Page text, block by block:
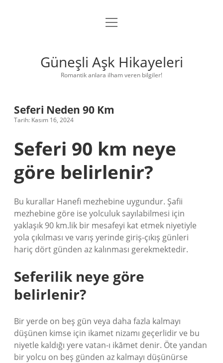
Anasayfa
Yasal Uyarı
menüyü
Güneşli Aşk Hikayeleri
Romantik anlara ilham veren bilgiler!
Seferi Neden 90 Km
Tarih: Kasım 16, 2024
Seferi 90 km neye
göre belirlenir?
Bu kurallar Hanefi mezhebine uygundur. Şafii
mezhebine göre ise yolculuk sayılabilmesi için
yaklaşık 90 km.lik bir mesafeyi kat etmek niyetiyle
yola çıkılması ve varış yerinde giriş-çıkış günleri
hariç dört günden az kalınması gerekmektedir.
Seferilik neye göre
belirlenir?
Bir yerde on beş gün veya daha fazla kalmayı
düşünen kimse için ikamet nizamı geçerlidir ve bu
niyetle kaldığı yere vatan-ı ikāmet denir. Öte yandan
bir yolcu on beş günden az kalmayı düşünürse